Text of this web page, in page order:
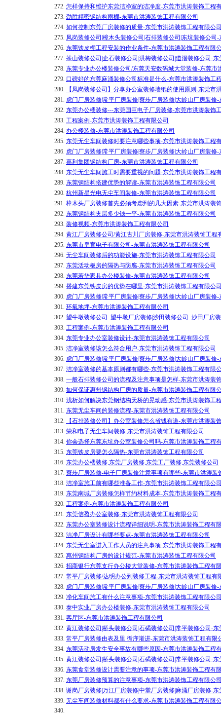
272. 怎样保持和维护东莞洁净室的洁净度-东莞市洪涛装饰工程
273. 劲胜精密钢结构雨棚-东莞市洪涛装饰工程有限公司
274. 如何控制东莞厂房装修的质量-东莞市洪涛装饰工程有限公
275. 凤岗装修公司|樟木头装修公司|石排装修公司|东坑装修公司
276. 东莞铁皮棚工程安装的作业条件-东莞市洪涛装饰工程有限
277. 茶山装修公司|企石装修公司|洪梅装修公司|道滘装修公司-
278. 东莞专业办公楼装修公司/东莞天安数码城大堂装修-东莞市
279. 口碑好的东莞麻涌装修公司标准是什么-东莞市洪涛装饰工
280.
【凤岗装修公司】分享办公室装修墙纸的使用原则-东莞市
281. 虎门厂房装修|常平厂房装修|寮步厂房装修|大岭山厂房装修
282. 东莞办公楼装修---东莞国巨电子厂房装修-东莞市洪涛装饰
283. 工程案例-东莞市洪涛装饰工程有限公司
284. 办公楼装修-东莞市洪涛装饰工程有限公司
285. 东莞无尘车间装修时要注意哪些事项-东莞市洪涛装饰工程
286. 虎门厂房装修|常平厂房装修|寮步厂房装修|大岭山厂房装修
287. 嘉利集团钢结构厂房-东莞市洪涛装饰工程有限公司
288. 东莞无尘车间施工时需要重视的问题-东莞市洪涛装饰工程
289. 东莞钢结构搭建优势的解读-东莞市洪涛装饰工程有限公司
290. 杭州新星光电无尘车间装修-东莞市洪涛装饰工程有限公司
291. 樟木头厂房装修首先必须考虑到的几大因素-东莞市洪涛装
292. 东莞钢结构夹层多少钱一平-东莞市洪涛装饰工程有限公司
293. 装修视频-东莞市洪涛装饰工程有限公司
294. 黄江厂房装修公司/黄江古川厂房装修-东莞市洪涛装饰工程
295. 东莞市皇育电子有限公司-东莞市洪涛装饰工程有限公司
296. 无尘车间装修后的功能设施-东莞市洪涛装饰工程有限公司
297. 东莞活动板房的隔热与防腐-东莞市洪涛装饰工程有限公司
298. 东莞若华家具办公楼装修-东莞市洪涛装饰工程有限公司
299. 搭建东莞铁皮房的优势在哪里-东莞市洪涛装饰工程有限公
300. 虎门厂房装修|常平厂房装修|寮步厂房装修|大岭山厂房装修
301. 环氧地坪-东莞市洪涛装饰工程有限公司
302. 望牛墩装修公司_望牛墩厂房装修|沙田装修公司_沙田厂房
303. 工程案例-东莞市洪涛装饰工程有限公司
304. 东莞专业办公室装修设计-东莞市洪涛装饰工程有限公司
305. 洁净室装修该怎么符合用户-东莞市洪涛装饰工程有限公司
306. 虎门厂房装修|常平厂房装修|寮步厂房装修|大岭山厂房装修
307. 洁净室装修的基本原则都有哪些-东莞市洪涛装饰工程有限
308. 一般石排装修公司的流程及注意事项是怎样-东莞市洪涛装
309. 如何保证惠州钢结构厂房的质量-东莞市洪涛装饰工程有限
310. 浅析如何解决东莞钢结构天桥的晃动感-东莞市洪涛装饰工
311. 东莞无尘车间的装修流程-东莞市洪涛装饰工程有限公司
312.
【石排装修公司】办公室装修怎么省钱有道-东莞市洪涛装
313. 荣和电子无尘车间装修-东莞市洪涛装饰工程有限公司
314. 你会选择东莞东坑办公室装修公司吗-东莞市洪涛装饰工程
315. 东莞铁皮房要怎么隔热-东莞市洪涛装饰工程有限公司
316. 东莞办公楼装修,东莞厂房装修,东莞工厂装修,东莞装修公司
317. 寮步厂房装修-电子厂房装修注意事项有哪些-东莞市洪涛装
318. 洁净室施工前有哪些准备工作-东莞市洪涛装饰工程有限公
319. 东莞南城厂房装修怎样节约材料成本-东莞市洪涛装饰工程
320. 工程案例-东莞市洪涛装饰工程有限公司
321. 东莞信盈办公室装修-东莞市洪涛装饰工程有限公司
322. 东莞办公室装修设计流程详细说明-东莞市洪涛装饰工程有
323. 洁净厂房设计有哪些要点-东莞市洪涛装饰工程有限公司
324. 东莞无尘室进入工作人员的注意事项-东莞市洪涛装饰工程
325. 惠州钢结构厂房的设计规范-东莞市洪涛装饰工程有限公司
326. 招商银行东莞支行办公楼大堂装修-东莞市洪涛装饰工程有
327. 常平厂房装修/达明办公到装修工程-东莞市洪涛装饰工程有
328. 虎门厂房装修|常平厂房装修|寮步厂房装修|大岭山厂房装修
329. 净化车间施工有什么注意事项-东莞市洪涛装饰工程有限公
330. 泰中实业厂房办公楼装修-东莞市洪涛装饰工程有限公司
331. 客厅区-东莞市洪涛装饰工程有限公司
332. 黄江装修公司|桥头装修公司|石碣装修公司|常平装修公司-
333. 常平厂房装修由表及里 循序渐进-东莞市洪涛装饰工程有限
334. 东莞活动房发生安全事故有哪些原因-东莞市洪涛装饰工程
335. 黄江装修公司|桥头装修公司|石碣装修公司|常平装修公司-
336. 东莞食堂装修设计需要注意的事项-东莞市洪涛装饰工程有
337. 东莞厂房装修预算的注意事项-东莞市洪涛装饰工程有限公
338. 谢岗厂房装修|万江厂房装修|中堂厂房装修|麻涌厂房装修-
339. 无尘车间装修材料都有什么要求-东莞市洪涛装饰工程有限
340.